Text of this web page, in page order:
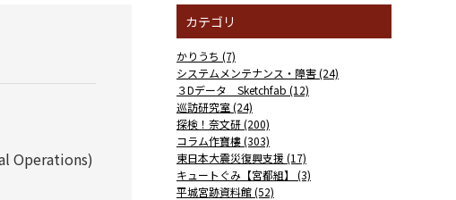
Operations)
カテゴリ
かりうち (7)
システムメンテナンス・障害 (24)
３Dデータ Sketchfab (12)
巡訪研究室 (24)
探検！奈文研 (200)
コラム作寶樓 (303)
東日本大震災復興支援 (17)
キュートぐみ【宮都組】 (3)
平城宮跡資料館 (52)